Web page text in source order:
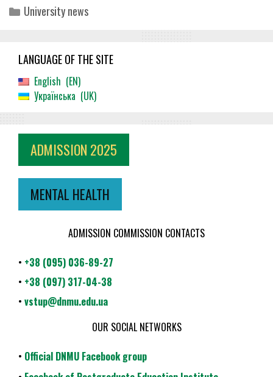
Categories
University news
LANGUAGE OF THE SITE
English
EN
Українська
UK
ADMISSION 2025
MENTAL HEALTH
ADMISSION COMMISSION CONTACTS
• +38 (095) 036-89-27
• +38 (097) 317-04-38
• vstup@dnmu.edu.ua
OUR SOCIAL NETWORKS
• Official DNMU Facebook group